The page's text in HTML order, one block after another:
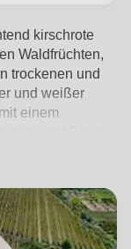
kirschrote
Waldfrüchten,
trockenen und
und weißer
einem